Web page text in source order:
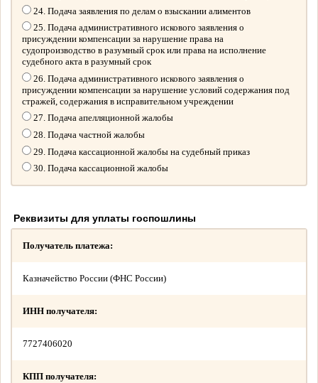
24. Подача заявления по делам о взыскании алиментов
25. Подача административного искового заявления о
присуждении компенсации за нарушение права на
судопроизводство в разумный срок или права на исполнение
судебного акта в разумный срок
26. Подача административного искового заявления о
присуждении компенсации за нарушение условий содержания под
стражей, содержания в исправительном учреждении
27. Подача апелляционной жалобы
28. Подача частной жалобы
29. Подача кассационной жалобы на судебный приказ
30. Подача кассационной жалобы
Реквизиты для уплаты госпошлины
Получатель платежа:
Казначейство России (ФНС России)
ИНН получателя:
7727406020
КПП получателя: